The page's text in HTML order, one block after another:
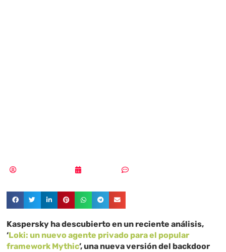
Kaspersky ha descubierto en un reciente análisis,
‘Loki: un nuevo agente privado para el popular
framework Mythic’, una nueva versión del backdoor